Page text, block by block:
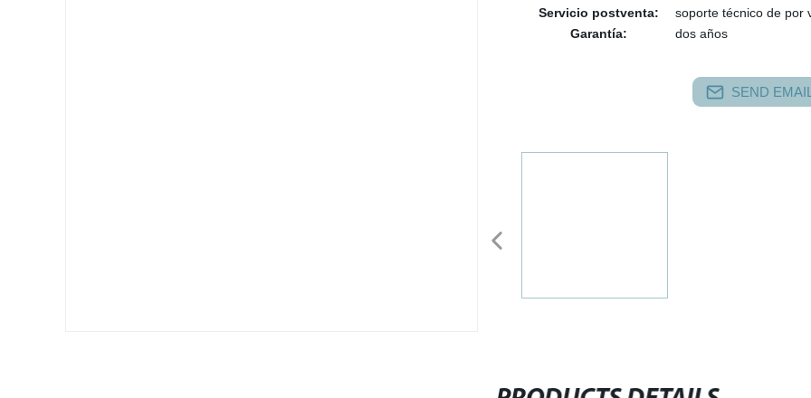
Servicio postventa:
soporte técnico de por
Garantía:
dos años
SEND